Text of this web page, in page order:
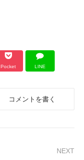
Pocket LINE
コメントを書く